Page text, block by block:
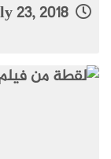
July 23, 2018